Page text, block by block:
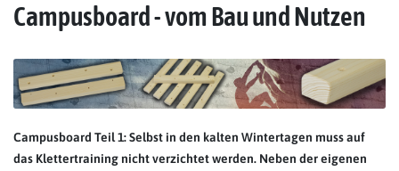
Campusboard - vom Bau und Nutzen
Campusboard Teil 1: Selbst in den kalten Wintertagen muss auf
das Klettertraining nicht verzichtet werden. Neben der eigenen